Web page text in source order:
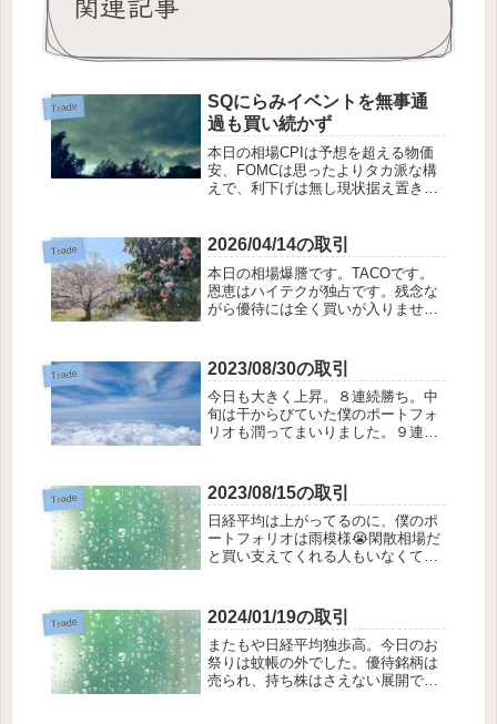
Trade
SQにらみイベントを無事通
過も買い続かず
本日の相場CPIは予想を超える物価
安、FOMCは思ったよりタカ派な構
えで、利下げは無し現状据え置きと
のの続かず。あっという間に売り込
まれ、一日中売り込まれる展開とな
りました。メ...
Trade 2026/04/14の取引
本日の相場爆謄です。TACOです。
恩恵はハイテクが独占です。残念な
がら優待には全く買いが入りません
来るかもしれませんが、なんだか今
とは思えません。優待銘柄だけでは
おいて行かれて...
Trade 2023/08/30の取引
今日も大きく上昇。８連続勝ち。中
旬は干からびていた僕のポートフォ
リオも潤ってまいりました。９連騰
えていますので、一旦利益確定売り
におされそうな予感がします。手仕
舞 1852 淺...
Trade 2023/08/15の取引
日経平均は上がってるのに、僕のポ
ートフォリオは雨模様😭閑散相場だ
と買い支えてくれる人もいなくて、
何発か被弾しました。そんな株は買
い時な気がするんですけどね。もう
一段安を喰らった...
Trade 2024/01/19の取引
またもや日経平均独歩高。今日のお
祭りは蚊帳の外でした。優待銘柄は
売られ、持ち株はさえない展開でし